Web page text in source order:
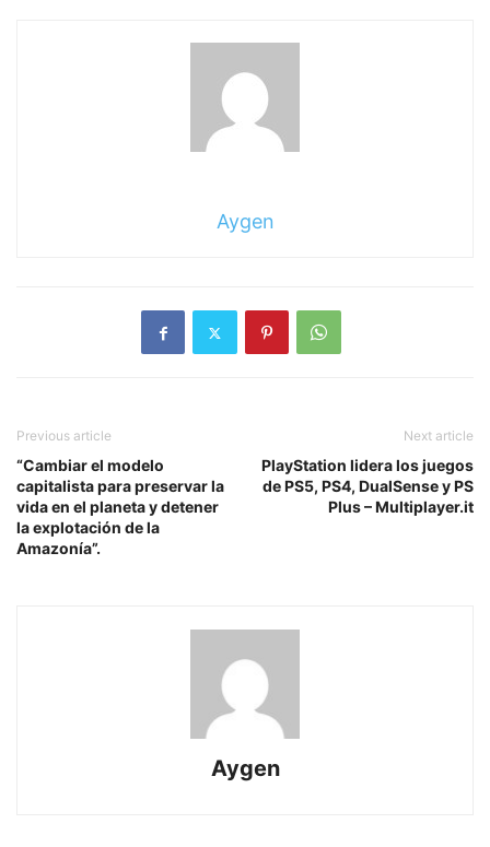
Aygen
Previous article
“Cambiar el modelo
capitalista para preservar la
vida en el planeta y detener
la explotación de la
Amazonía”.
Next article
PlayStation lidera los juegos
de PS5, PS4, DualSense y PS
Plus – Multiplayer.it
Aygen